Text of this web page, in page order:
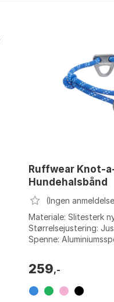
Ruffwear Knot-
Hundehalsbånd
(Ingen
Materiale: Slitesterk
Størrelsejustering:
Spenne:
259,-